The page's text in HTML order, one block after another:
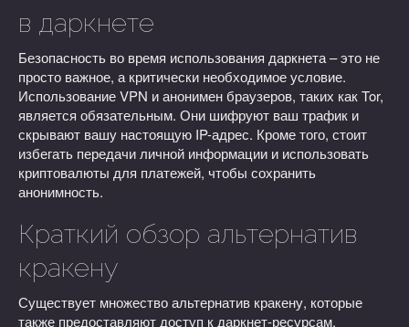
в даркнете
Безопасность во время использования даркнета – это не
просто важное, а критически необходимое условие.
Использование VPN и анонимен браузеров, таких как Tor,
является обязательным. Они шифруют ваш трафик и
скрывают вашу настоящую IP-адрес. Кроме того, стоит
избегать передачи личной информации и использовать
криптовалюты для платежей, чтобы сохранить
анонимность.
Краткий обзор альтернатив
кракену
Существует множество альтернатив кракену, которые
также предоставляют доступ к даркнет-ресурсам.